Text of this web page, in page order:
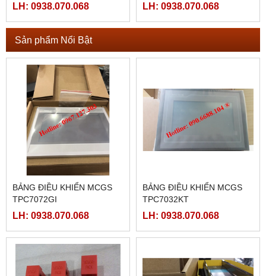
LH: 0938.070.068 LH: 0938.070.068
Sản phẩm Nổi Bật
BẢNG ĐIỀU KHIỂN MCGS
TPC7072GI
LH: 0938.070.068
BẢNG ĐIỀU KHIỂN MCGS
TPC7032KT
LH: 0938.070.068